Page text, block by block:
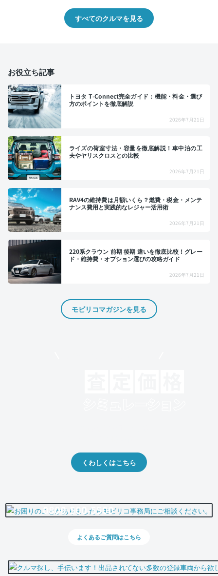
すべてのクルマを見る
お役立ち記事
トヨタ T-Connect完全ガイド：機能・料金・選び
方のポイントを徹底解説
2026年7月21日
ライズの荷室寸法・容量を徹底解説！車中泊の工
夫やヤリスクロスとの比較
2026年7月21日
RAV4の維持費は月額いくら？燃費・税金・メンテ
ナンス費用と実践的なレジャー活用術
2026年7月21日
220系クラウン 前期 後期 違いを徹底比較！グレー
ド・維持費・オプション選びの攻略ガイド
2026年7月21日
モビリコマガジンを見る
くわしくはこちら
0800-500-5500
よくあるご質問はこちら